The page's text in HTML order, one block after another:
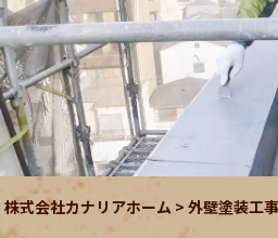
株式会社カナリアホーム >外壁塗装工